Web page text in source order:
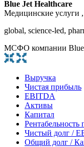
Blue Jet Healthcare
Медицинские услуги
global, science-led,
МСФО компании Blue
Выручка
Чистая прибыль
EBITDA
Активы
Капитал
Чистый долг /
Общий долг /